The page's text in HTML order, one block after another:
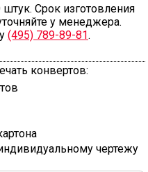
Срок изготовления
у менеджера.
(495) 789-89-81.
конвертов:
чертежу